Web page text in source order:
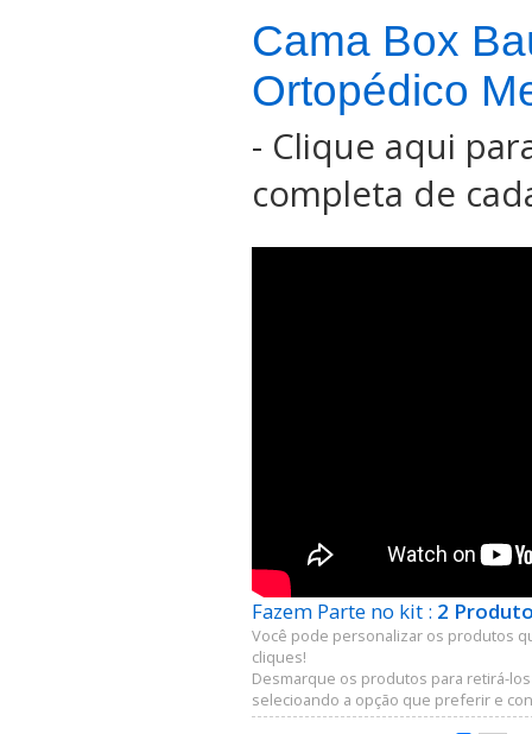
Cama Box
Ortopédico
- Clique aqui
completa de
Fazem Parte no kit : 2
Você pode personalizar os produtos
cliques!
Desmarque os produtos para retirá-
selecioando a opção que preferir e